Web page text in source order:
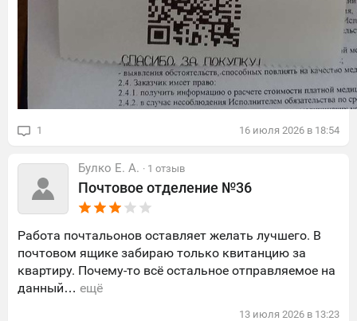
1 16 июля 2026 в 18:54
Булко Е. А. · 1 отзыв
Почтовое отделение №36
Работа почтальонов оставляет желать лучшего. В
почтовом ящике забираю только квитанцию за
квартиру. Почему-то всё остальное отправляемое на
данный… ещё
13 июля 2026 в 13:23